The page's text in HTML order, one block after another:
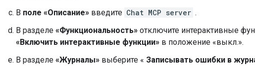
В поле «Описание» введите Chat MCP server .
В разделе «Функциональность» отключите интерактивные
«Включить интерактивные функции» в положение «выкл.».
В разделе «Журналы» выберите « Записывать ошибки в